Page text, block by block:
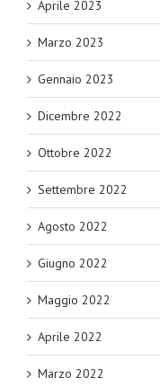
Aprile 2023
Marzo 2023
Gennaio 2023
Dicembre 2022
Ottobre 2022
Settembre 2022
Agosto 2022
Giugno 2022
Maggio 2022
Aprile 2022
Marzo 2022